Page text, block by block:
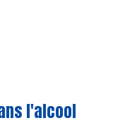
l'alcool